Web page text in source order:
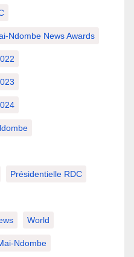
Ndombe News Awards
Présidentielle RDC
World
Ndombe